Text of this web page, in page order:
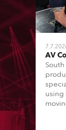
AV
using